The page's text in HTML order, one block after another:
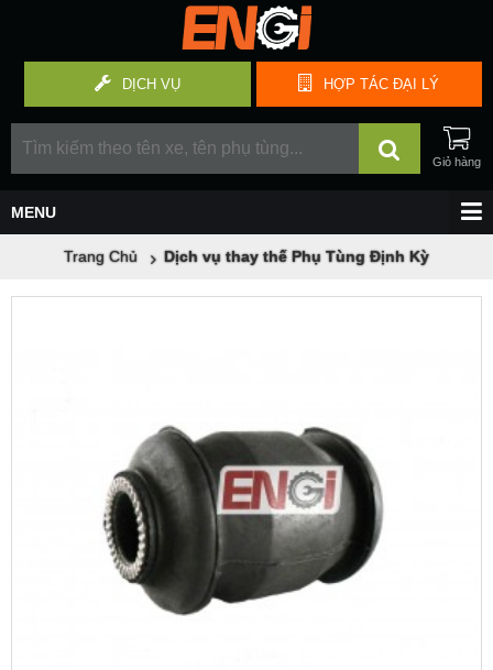
HỢP TÁC ĐẠI LÝ
DỊCH VỤ
Trang Chủ Dịch vụ thay thế Phụ Tùng Định Kỳ